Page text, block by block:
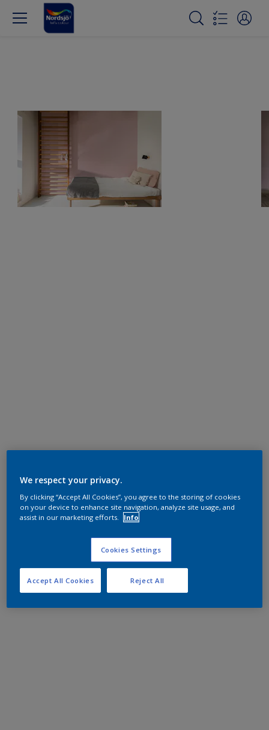
We respect your privacy.
By clicking “Accept All Cookies”, you agree to the storing of cookies
on your device to enhance site navigation, analyze site usage, and
assist in our marketing efforts.
Info
Cookies Settings
Reject All
Accept All Cookies